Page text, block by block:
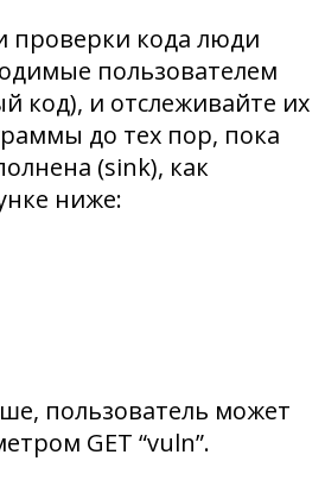
кода люди
пользователем
код), и отслеживайте их
до тех пор, пока
(sink), как
ниже:
пользователь может
GET “vuln”.